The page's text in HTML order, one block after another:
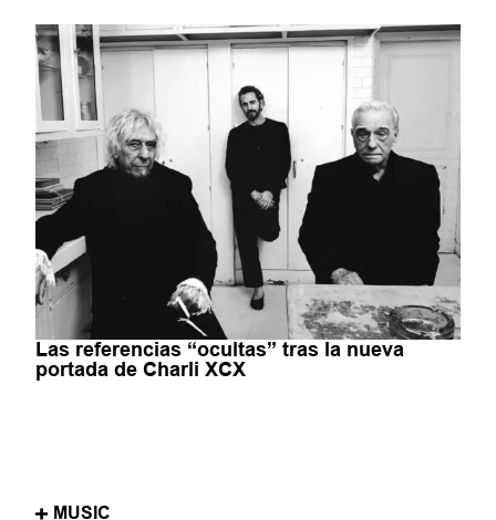
Las referencias “ocultas” tras la nueva
portada de Charli XCX
MUSIC